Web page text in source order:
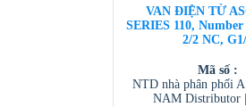
VAN ĐIỆN TỪ
SERIES 110,
2/2 NC,
Mã số :
NTD nhà phân phối
NAM Distributor